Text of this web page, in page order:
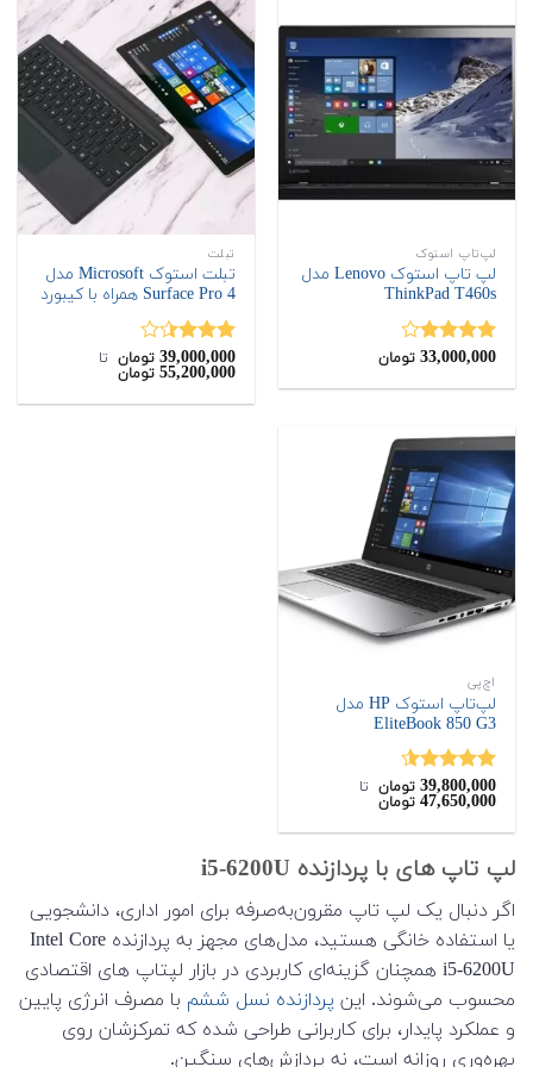
لپ‌تاپ استوک
لپ تاپ استوک Lenovo مدل
ThinkPad T460s
نمره
33,000,000 تومان
تبلت
تبلت استوک Microsoft مدل
Surface Pro 4 همراه با کیبورد
نمره
3.40از
39,000,000 تومان ‌ تا ‌
55,200,000 تومان
اچ‌پی
لپ‌تاپ استوک HP مدل
EliteBook 850 G3
نمره4.50
از 5
39,800,000 تومان ‌ تا ‌
47,650,000 تومان
لپ تاپ های با پردازنده i5-6200U
اگر دنبال یک لپ تاپ مقرون‌به‌صرفه برای امور اداری، دانشجویی
یا استفاده خانگی هستید، مدل‌های مجهز به پردازنده Intel Core
i5-6200U همچنان گزینه‌ای کاربردی در بازار لپتاپ های اقتصادی
محسوب می‌شوند. این پردازنده نسل ششم با مصرف انرژی پایین
و عملکرد پایدار، برای کاربرانی طراحی شده که تمرکزشان روی
بهره‌وری روزانه است، نه پردازش‌های سنگین.